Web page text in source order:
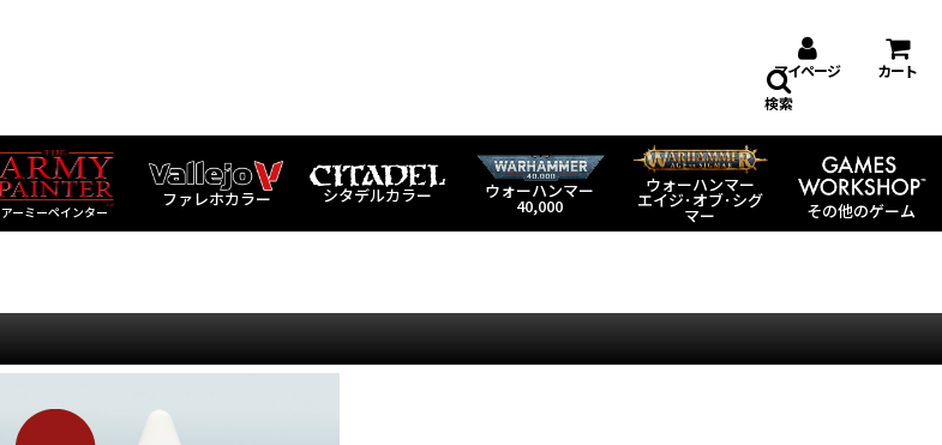
マイページ カート
アーミーペインター
ファレホカラー シタデルカラー ウォーハンマー
40,000
ウォーハンマー
エイジ･オブ･シグ
マー その他のゲーム
検索